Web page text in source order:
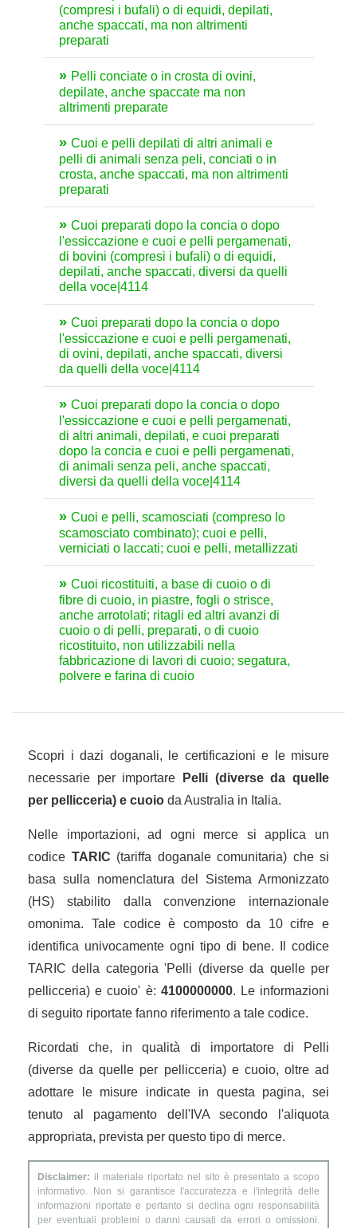
(compresi i bufali) o di equidi, depilati,
anche spaccati, ma non altrimenti
preparati
Pelli conciate o in crosta di ovini,
depilate, anche spaccate ma non
altrimenti preparate
Cuoi e pelli depilati di altri animali e
pelli di animali senza peli, conciati o in
crosta, anche spaccati, ma non altrimenti
preparati
Cuoi preparati dopo la concia o dopo
l'essiccazione e cuoi e pelli pergamenati,
di bovini (compresi i bufali) o di equidi,
depilati, anche spaccati, diversi da quelli
della voce|4114
Cuoi preparati dopo la concia o dopo
l'essiccazione e cuoi e pelli pergamenati,
di ovini, depilati, anche spaccati, diversi
da quelli della voce|4114
Cuoi preparati dopo la concia o dopo
l'essiccazione e cuoi e pelli pergamenati,
di altri animali, depilati, e cuoi preparati
dopo la concia e cuoi e pelli pergamenati,
di animali senza peli, anche spaccati,
diversi da quelli della voce|4114
Cuoi e pelli, scamosciati (compreso lo
scamosciato combinato); cuoi e pelli,
verniciati o laccati; cuoi e pelli, metallizzati
Cuoi ricostituiti, a base di cuoio o di
fibre di cuoio, in piastre, fogli o strisce,
anche arrotolati; ritagli ed altri avanzi di
cuoio o di pelli, preparati, o di cuoio
ricostituito, non utilizzabili nella
fabbricazione di lavori di cuoio; segatura,
polvere e farina di cuoio
Scopri i dazi doganali, le certificazioni e le misure
necessarie per importare
Pelli (diverse da quelle
per pellicceria) e cuoio da Australia in Italia.
Nelle importazioni, ad ogni merce si applica un
codice TARIC (tariffa doganale comunitaria) che si
basa sulla nomenclatura del Sistema Armonizzato
(HS) stabilito dalla convenzione internazionale
omonima. Tale codice è composto da 10 cifre e
identifica univocamente ogni tipo di bene. Il codice
TARIC della categoria 'Pelli (diverse da quelle per
pellicceria) e cuoio' è: 4100000000. Le informazioni
di seguito riportate fanno riferimento a tale codice.
Ricordati che, in qualità di importatore di Pelli
(diverse da quelle per pellicceria) e cuoio, oltre ad
adottare le misure indicate in questa pagina, sei
tenuto al pagamento dell'IVA secondo l'aliquota
appropriata, prevista per questo tipo di merce.
Disclaimer: il materiale riportato nel sito è presentato a scopo
informativo. Non si garantisce l'accuratezza e l'integrità delle
informazioni riportate e pertanto si declina ogni responsabilità
per eventuali problemi o danni causati da errori o omissioni.